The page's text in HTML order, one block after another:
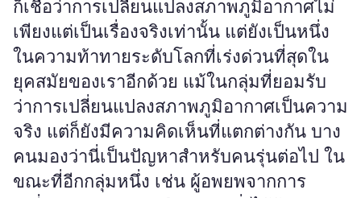
ก็เชื่อว่าการเปลี่ยนแปลงสภาพภูมิอากาศไม่
เพียงแต่เป็นเรื่องจริงเท่านั้น แต่ยังเป็นหนึ่ง
ในความท้าทายระดับโลกที่เร่งด่วนที่สุดใน
ยุคสมัยของเราอีกด้วย แม้ในกลุ่มที่ยอมรับ
ว่าการเปลี่ยนแปลงสภาพภูมิอากาศเป็นความ
จริง แต่ก็ยังมีความคิดเห็นที่แตกต่างกัน บาง
คนมองว่านี่เป็นปัญหาสำหรับคนรุ่นต่อไป ใน
ขณะที่อีกกลุ่มหนึ่ง เช่น ผู้อพยพจากการ